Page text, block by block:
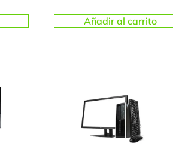
Añadir al carrito